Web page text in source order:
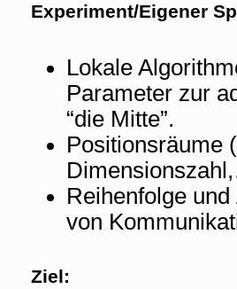
Experiment/Eigener
Lokale
Parameter zur
“die Mitte”.
Positionsräume
Reihenfolge
von
Ziel: